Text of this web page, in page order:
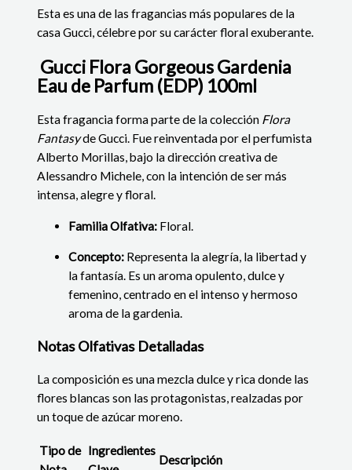
Esta es una de las fragancias más populares de la
casa Gucci, célebre por su carácter floral exuberante.
Gucci Flora Gorgeous Gardenia
Eau de Parfum (EDP) 100ml
Esta fragancia forma parte de la colección Flora
Fantasyde Gucci. Fue reinventada por el perfumista
Alberto Morillas, bajo la dirección creativa de
Alessandro Michele, con la intención de ser más
intensa, alegre y floral.
Familia Olfativa: Floral.
Concepto: Representa la alegría, la libertad y
la fantasía. Es un aroma opulento, dulce y
femenino, centrado en el intenso y hermoso
aroma de la gardenia.
Notas Olfativas Detalladas
La composición es una mezcla dulce y rica donde las
flores blancas son las protagonistas, realzadas por
un toque de azúcar moreno.
Tipo de Ingredientes
Descripción